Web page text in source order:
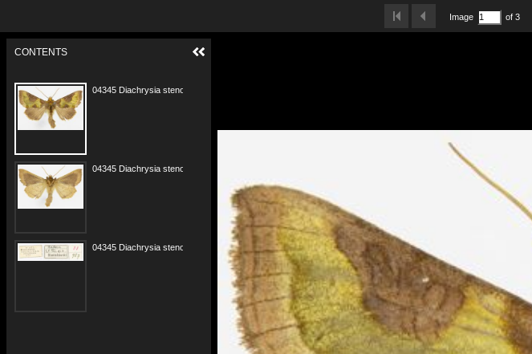
Image of 3
CONTENTS
04345 Diachrysia stenochrysis 25.08.1916 e.jpg